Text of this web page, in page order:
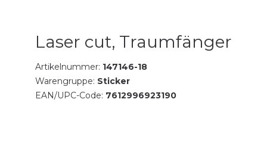
Laser cut, Traumfänger
Artikelnummer: 147146-18
Warengruppe: Sticker
EAN/UPC-Code: 7612996923190